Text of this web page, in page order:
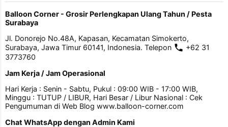
Balloon Corner - Grosir Perlengkapan Ulang Tahun / Pesta
Surabaya
Jl. Donorejo No.48A, Kapasan, Kecamatan Simokerto,
Surabaya, Jawa Timur 60141, Indonesia. Telepon
+62 31
3773760
Jam Kerja / Jam Operasional
Hari Kerja : Senin - Sabtu, Pukul : 09:00 WIB - 17:00 WIB,
Minggu : TUTUP / LIBUR, Hari Besar / Libur Nasional : Cek
Pengumuman di Web Blog www.balloon-corner.com
Chat WhatsApp dengan Admin Kami